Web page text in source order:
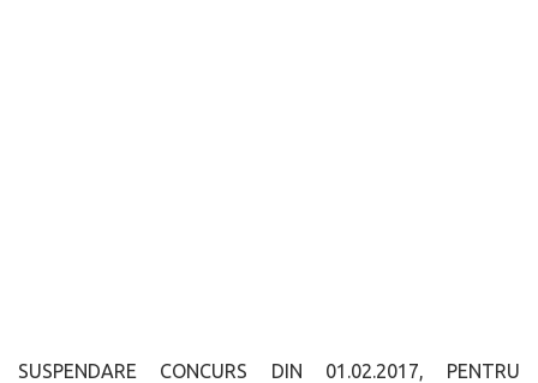
SUSPENDARE CONCURS DIN 01.02.2017, PENTRU